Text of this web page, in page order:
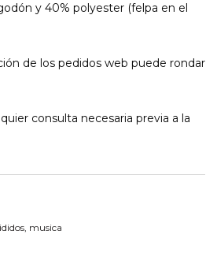
y 40% polyester (felpa en el
de los pedidos web puede rondar
consulta necesaria previa a la
, musica